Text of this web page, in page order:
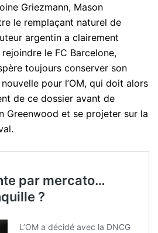
Griezmann, Mason
le remplaçant naturel de
argentin a clairement
le FC Barcelone,
toujours conserver son
pour l’OM, qui doit alors
de ce dossier avant de
Greenwood et se projeter sur la
par mercato…
?
L’OM a décidé avec la DNCG